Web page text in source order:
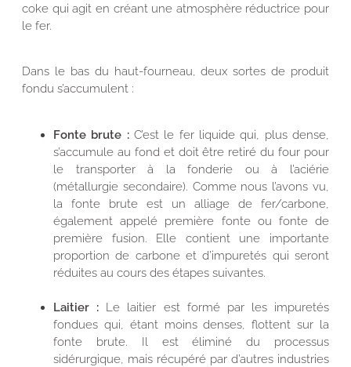
coke qui agit en créant une atmosphère réductrice pour
le fer.
Dans le bas du haut-fourneau, deux sortes de produit
fondu s’accumulent :
Fonte brute : C’est le fer liquide qui, plus dense,
s’accumule au fond et doit être retiré du four pour
le transporter à la fonderie ou à l’aciérie
(métallurgie secondaire). Comme nous l’avons vu,
la fonte brute est un alliage de fer/carbone,
également appelé première fonte ou fonte de
première fusion. Elle contient une importante
proportion de carbone et d’impuretés qui seront
réduites au cours des étapes suivantes.
Laitier : Le laitier est formé par les impuretés
fondues qui, étant moins denses, flottent sur la
fonte brute. Il est éliminé du processus
sidérurgique, mais récupéré par d’autres industries